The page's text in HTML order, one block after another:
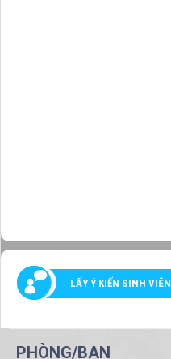
LẤY Ý KIẾN SINH VIÊN
PHÒNG/BAN